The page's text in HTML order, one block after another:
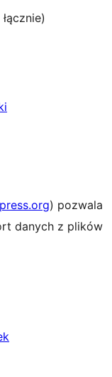
) pozwala
danych z plików